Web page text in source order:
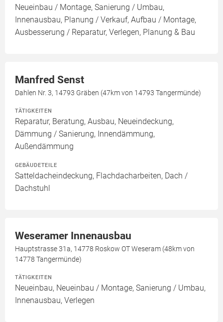
Neueinbau / Montage, Sanierung / Umbau,
Innenausbau, Planung / Verkauf, Aufbau / Montage,
Ausbesserung / Reparatur, Verlegen, Planung & Bau
Manfred Senst
Dahlen Nr. 3, 14793 Gräben (47km von 14793 Tangermünde)
TÄTIGKEITEN
Reparatur, Beratung, Ausbau, Neueindeckung,
Dämmung / Sanierung, Innendämmung,
Außendämmung
GEBÄUDETEILE
Satteldacheindeckung, Flachdacharbeiten, Dach /
Dachstuhl
Weseramer Innenausbau
Hauptstrasse 31a, 14778 Roskow OT Weseram (48km von
14778 Tangermünde)
TÄTIGKEITEN
Neueinbau, Neueinbau / Montage, Sanierung / Umbau,
Innenausbau, Verlegen